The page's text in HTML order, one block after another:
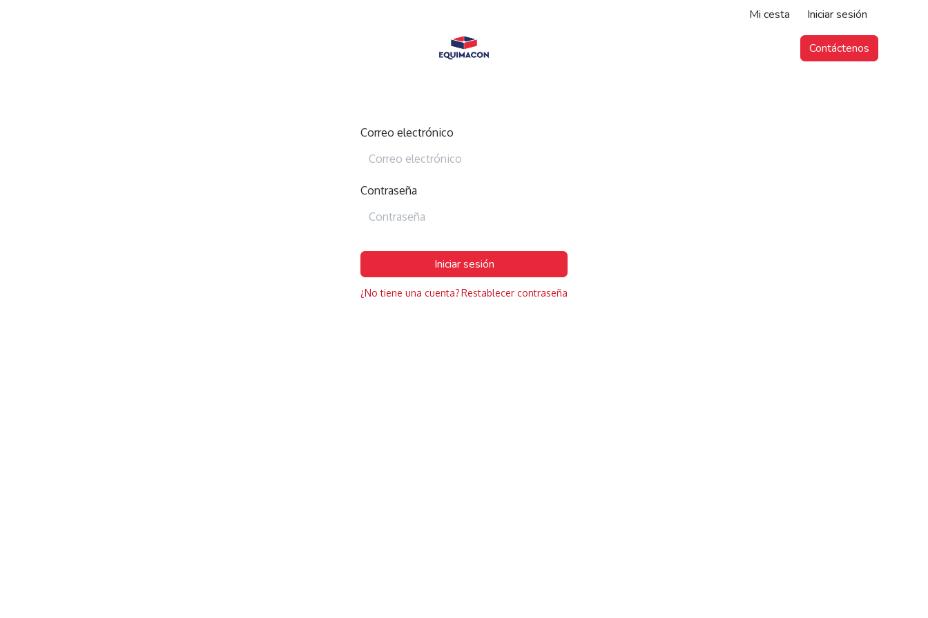
Mi cesta Iniciar sesión
Contáctenos
Correo electrónico
Contraseña
Iniciar sesión
¿No tiene una cuenta?Restablecer contraseña